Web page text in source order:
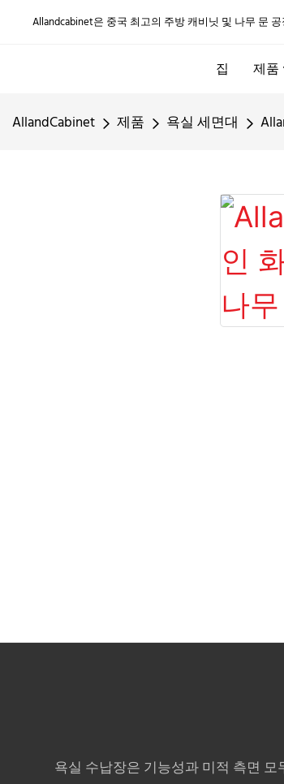
Allandcabinet은 중국 최고의 주방 캐비닛 및 나무 문
집 제품
AllandCabinet 제품 욕실 세면대
욕실 수납장은 기능성과 미적 측면